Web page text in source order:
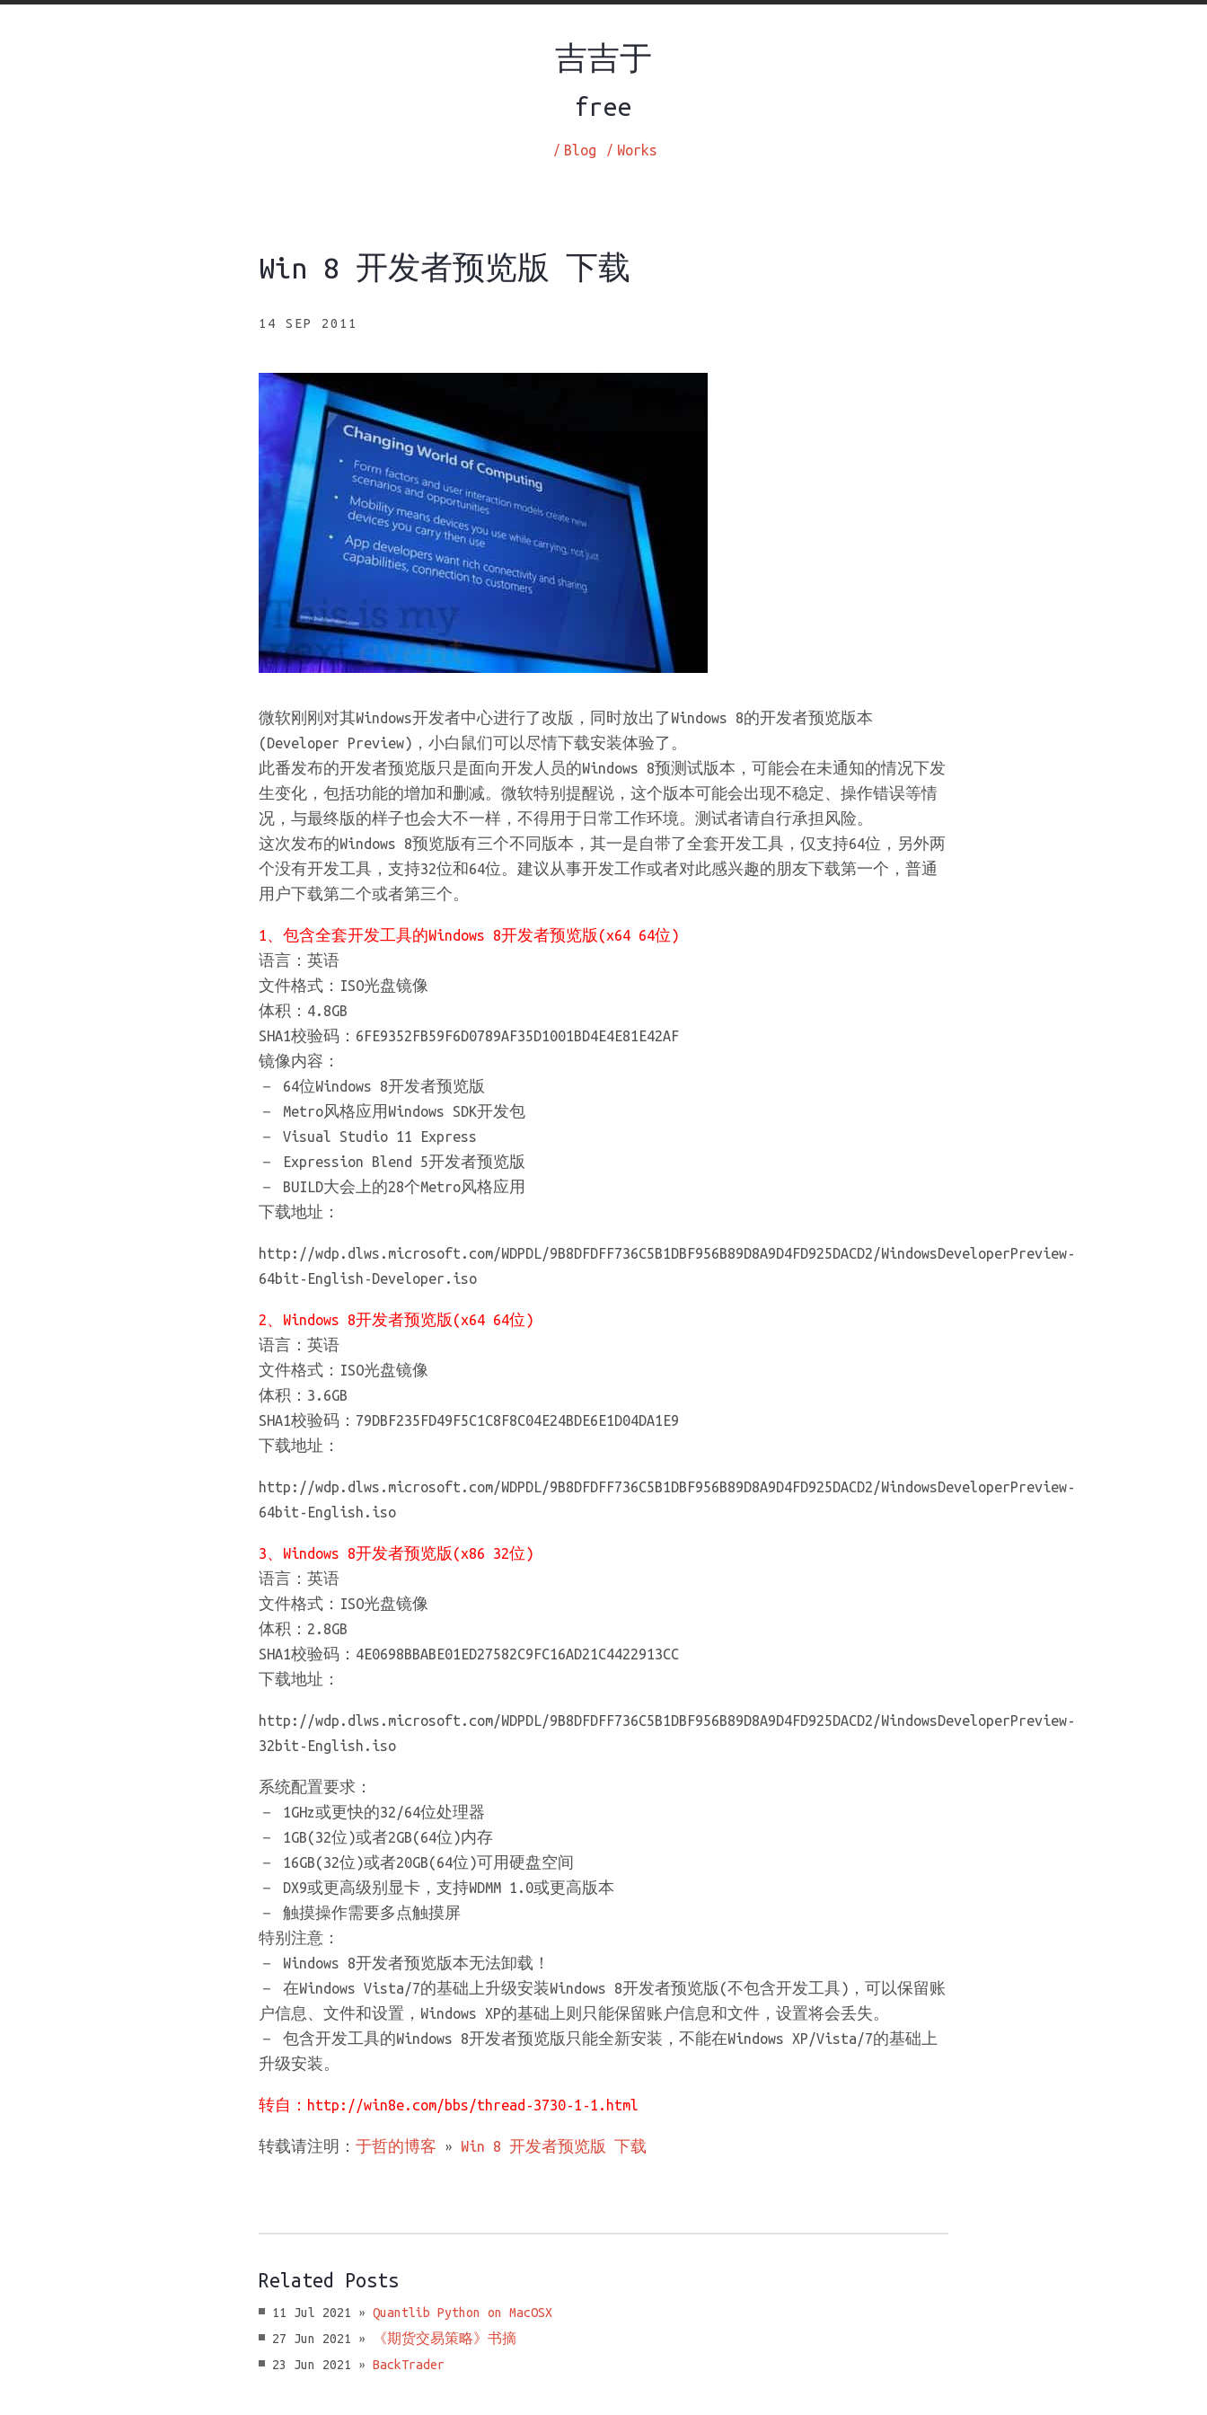
吉吉于
free
Blog
/ Works
/
Win 8 开发者预览版 下载
14 SEP 2011
微软刚刚对其Windows开发者中心进行了改版，同时放出了Windows 8的开发者预览版本
(Developer Preview)，小白鼠们可以尽情下载安装体验了。
此番发布的开发者预览版只是面向开发人员的Windows 8预测试版本，可能会在未通知的情况下发
生变化，包括功能的增加和删减。微软特别提醒说，这个版本可能会出现不稳定、操作错误等情
况，与最终版的样子也会大不一样，不得用于日常工作环境。测试者请自行承担风险。
这次发布的Windows 8预览版有三个不同版本，其一是自带了全套开发工具，仅支持64位，另外两
个没有开发工具，支持32位和64位。建议从事开发工作或者对此感兴趣的朋友下载第一个，普通
用户下载第二个或者第三个。
1、包含全套开发工具的Windows 8开发者预览版(x64 64位)
语言：英语
文件格式：ISO光盘镜像
体积：4.8GB
SHA1校验码：6FE9352FB59F6D0789AF35D1001BD4E4E81E42AF
镜像内容：
－ 64位Windows 8开发者预览版
－ Metro风格应用Windows SDK开发包
－ Visual Studio 11 Express
－ Expression Blend 5开发者预览版
－ BUILD大会上的28个Metro风格应用
下载地址：
http://wdp.dlws.microsoft.com/WDPDL/9B8DFDFF736C5B1DBF956B89D8A9D4FD925DACD2/WindowsDeveloperPreview-
64bit-English-Developer.iso
2、Windows 8开发者预览版(x64 64位)
语言：英语
文件格式：ISO光盘镜像
体积：3.6GB
SHA1校验码：79DBF235FD49F5C1C8F8C04E24BDE6E1D04DA1E9
下载地址：
http://wdp.dlws.microsoft.com/WDPDL/9B8DFDFF736C5B1DBF956B89D8A9D4FD925DACD2/WindowsDeveloperPreview-
64bit-English.iso
3、Windows 8开发者预览版(x86 32位)
语言：英语
文件格式：ISO光盘镜像
体积：2.8GB
SHA1校验码：4E0698BBABE01ED27582C9FC16AD21C4422913CC
下载地址：
http://wdp.dlws.microsoft.com/WDPDL/9B8DFDFF736C5B1DBF956B89D8A9D4FD925DACD2/WindowsDeveloperPreview-
32bit-English.iso
系统配置要求：
－ 1GHz或更快的32/64位处理器
－ 1GB(32位)或者2GB(64位)内存
－ 16GB(32位)或者20GB(64位)可用硬盘空间
－ DX9或更高级别显卡，支持WDMM 1.0或更高版本
－ 触摸操作需要多点触摸屏
特别注意：
－ Windows 8开发者预览版本无法卸载！
－ 在Windows Vista/7的基础上升级安装Windows 8开发者预览版(不包含开发工具)，可以保留账
户信息、文件和设置，Windows XP的基础上则只能保留账户信息和文件，设置将会丢失。
－ 包含开发工具的Windows 8开发者预览版只能全新安装，不能在Windows XP/Vista/7的基础上
升级安装。
转自： http://win8e.com/bbs/thread-3730-1-1.html
转载请注明： 于哲的博客 » Win 8 开发者预览版 下载
Related Posts
11 Jul 2021 » Quantlib Python on MacOSX
27 Jun 2021 »
《期货交易策略》书摘
23 Jun 2021 » BackTrader